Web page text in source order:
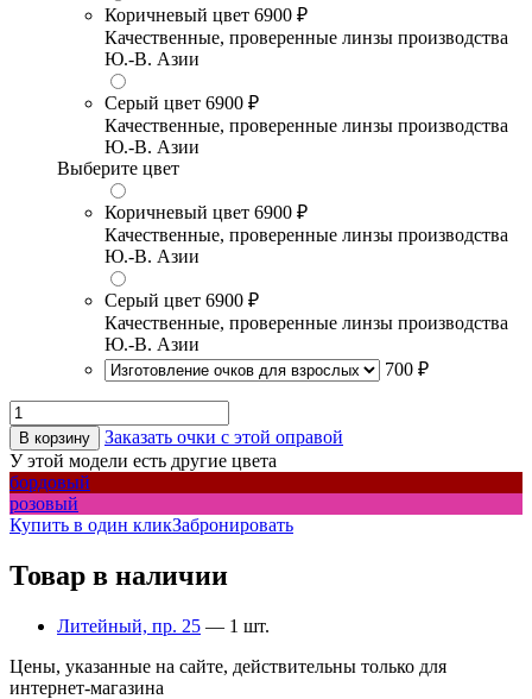
Коричневый цвет 6900 ₽
Качественные, проверенные линзы производства
Ю.-В. Азии
Серый цвет 6900 ₽
Качественные, проверенные линзы производства
Ю.-В. Азии
Выберите цвет
Коричневый цвет 6900 ₽
Качественные, проверенные линзы производства
Ю.-В. Азии
Серый цвет 6900 ₽
Качественные, проверенные линзы производства
Ю.-В. Азии
700 ₽
В корзину
Заказать очки с этой оправой
У этой модели есть другие цвета
бордовый
розовый
Купить в один кликЗабронировать
Товар в наличии
Литейный, пр. 25 — 1 шт.
Цены, указанные на сайте, действительны только для
интернет-магазина